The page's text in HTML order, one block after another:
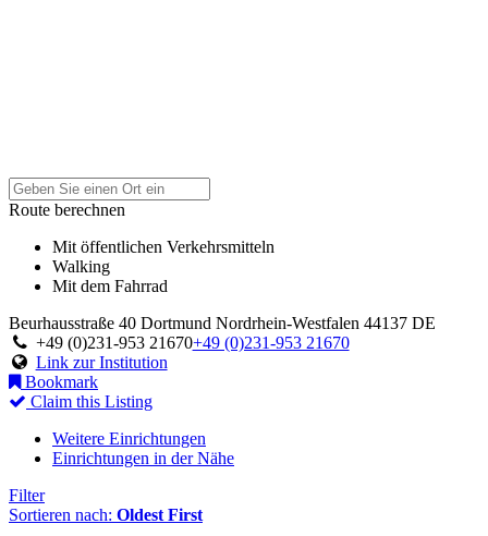
Route berechnen
Mit öffentlichen Verkehrsmitteln
Walking
Mit dem Fahrrad
Beurhausstraße 40 Dortmund Nordrhein-Westfalen 44137 DE
+49 (0)231-953 21670+49 (0)231-953 21670
Link zur Institution
Bookmark
Claim this Listing
Weitere Einrichtungen
Einrichtungen in der Nähe
Filter
Sortieren nach: Oldest First